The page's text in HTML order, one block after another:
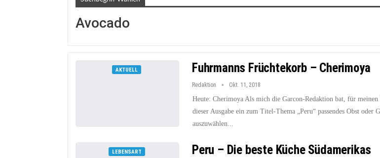
Avocado
AKTUELL Fuhrmanns Früchtekorb – Cherimoya
Redaktion Okt. 11, 2018
Heute: Cherimoya Als mich die Garcon-Redaktion bat, für
dieser Ausgabe ein zum Titel-Thema „Peru“ passendes Obst oder
auszuwählen...
LEBENSART Peru – Die beste Küche Südamerikas